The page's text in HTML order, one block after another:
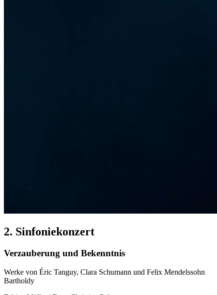
2. Sinfoniekonzert
Verzauberung und Bekenntnis
Werke von Éric Tanguy, Clara Schumann und Felix Mendelssohn
Bartholdy